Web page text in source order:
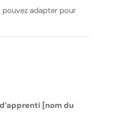
pouvez adapter pour
[nom du